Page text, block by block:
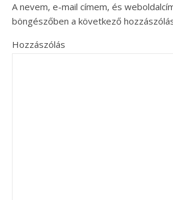
A nevem, e-mail címem, és
böngészőben a következő
Hozzászólás